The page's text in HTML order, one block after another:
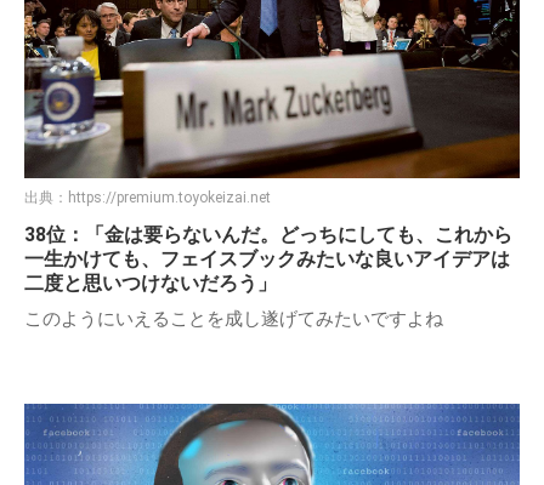
出典： https://premium.toyokeizai.net
38位：「金は要らないんだ。どっちにしても、これから
一生かけても、フェイスブックみたいな良いアイデアは
二度と思いつけないだろう」
このようにいえることを成し遂げてみたいですよね